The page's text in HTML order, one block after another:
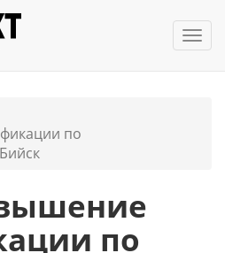
по
по